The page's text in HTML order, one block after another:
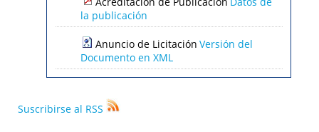
la publicación
Anuncio de Licitación Versión del
Documento en XML
Suscribirse al RSS